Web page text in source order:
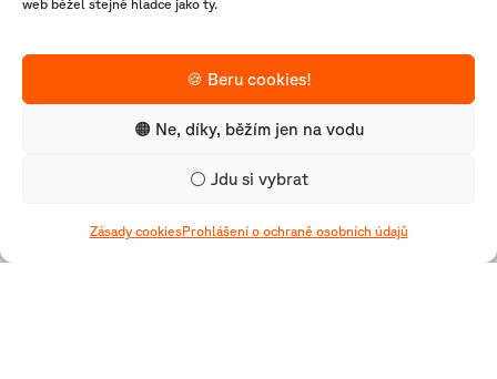
web běžel stejně hladce jako ty.
🍪 Beru cookies!
🟠 Ne, díky, běžím jen na vodu
⚪️ Jdu si vybrat
Zásady cookiesProhlášení o ochraně osobních údajů
Sledujte Český orienťák na sítích